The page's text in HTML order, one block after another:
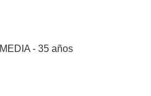
MEDIA - 35 años